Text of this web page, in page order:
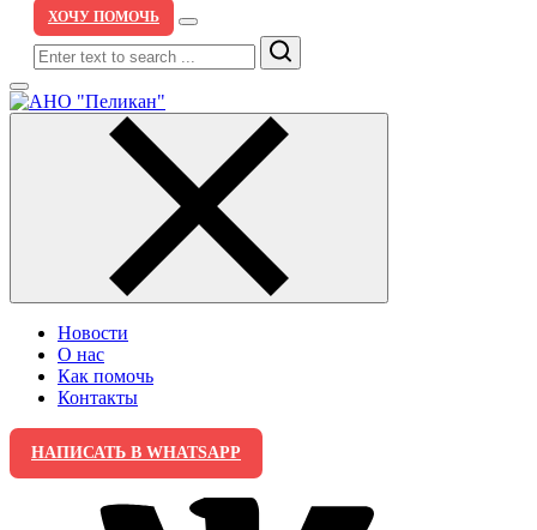
ХОЧУ ПОМОЧЬ
Search
Новости
О нас
Как помочь
Контакты
НАПИСАТЬ В WHATSAPP